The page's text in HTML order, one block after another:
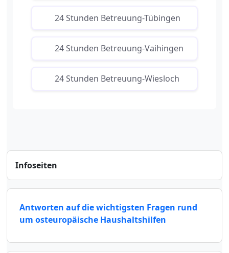
24 Stunden Betreuung-Tübingen
24 Stunden Betreuung-Vaihingen
24 Stunden Betreuung-Wiesloch
Infoseiten
Antworten auf die wichtigsten Fragen rund
um osteuropäische Haushaltshilfen